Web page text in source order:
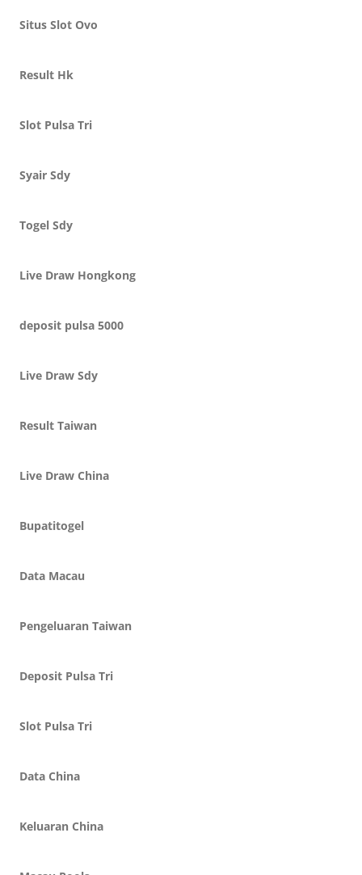
Situs Slot Ovo
Result Hk
Slot Pulsa Tri
Syair Sdy
Togel Sdy
Live Draw Hongkong
deposit pulsa 5000
Live Draw Sdy
Result Taiwan
Live Draw China
Bupatitogel
Data Macau
Pengeluaran Taiwan
Deposit Pulsa Tri
Slot Pulsa Tri
Data China
Keluaran China